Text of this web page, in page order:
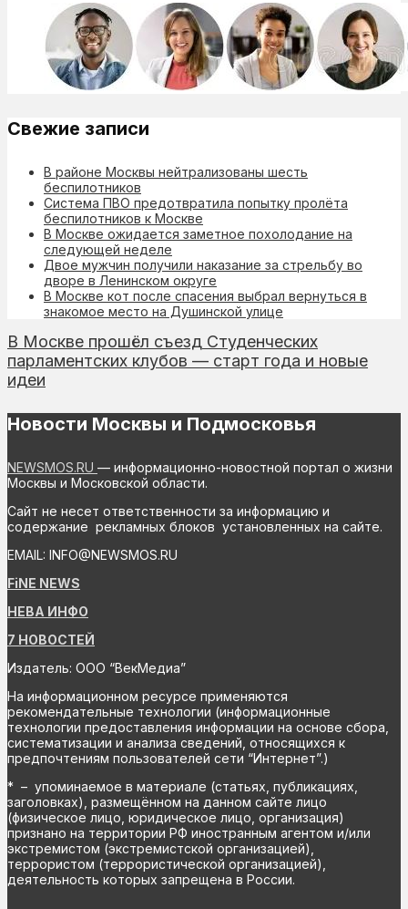
Свежие записи
В районе Москвы нейтрализованы шесть
беспилотников
Система ПВО предотвратила попытку пролёта
беспилотников к Москве
В Москве ожидается заметное похолодание на
следующей неделе
Двое мужчин получили наказание за стрельбу во
дворе в Ленинском округе
В Москве кот после спасения выбрал вернуться в
знакомое место на Душинской улице
В Москве прошёл съезд Студенческих
парламентских клубов — старт года и новые
идеи
Новости Москвы и Подмосковья
NEWSMOS.RU — информационно-новостной портал о жизни
Москвы и Московской области.
Сайт не несет ответственности за информацию и
содержание рекламных блоков установленных на сайте.
EMAIL: INFO@NEWSMOS.RU
FiNE NEWS
НЕВА ИНФО
7 НОВОСТЕЙ
Издатель: ООО “ВекМедиа”
На информационном ресурсе применяются
рекомендательные технологии (информационные
технологии предоставления информации на основе сбора,
систематизации и анализа сведений, относящихся к
предпочтениям пользователей сети “Интернет”.)
* – упоминаемое в материале (статьях, публикациях,
заголовках), размещённом на данном сайте лицо
(физическое лицо, юридическое лицо, организация)
признано на территории РФ иностранным агентом и/или
экстремистом (экстремистской организацией),
террористом (террористической организацией),
деятельность которых запрещена в России.